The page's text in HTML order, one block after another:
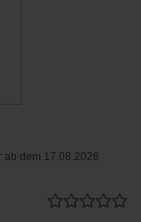
ab dem 17.08.2026